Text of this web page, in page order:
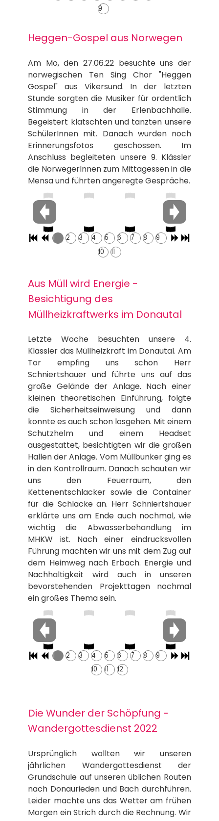
9
Heggen-Gospel aus Norwegen
Am Mo, den 27.06.22 besuchte uns der
norwegischen Ten Sing Chor "Heggen
Gospel" aus Vikersund. In der letzten
Stunde sorgten die Musiker für ordentlich
Stimmung in der Erlenbachhalle.
Begeistert klatschten und tanzten unsere
SchülerInnen mit. Danach wurden noch
Erinnerungsfotos geschossen. Im
Anschluss begleiteten unsere 9. Klässler
die NorwegerInnen zum Mittagessen in die
Mensa und führten angeregte Gespräche.
1 2 3 4 5 6 7 8
9
10
11
Aus Müll wird Energie -
Besichtigung des
Müllheizkraftwerks im Donautal
Letzte Woche besuchten unsere 4.
Klässler das Müllheizkraft im Donautal. Am
Tor empfing uns schon Herr
Schniertshauer und führte uns auf das
große Gelände der Anlage. Nach einer
kleinen theoretischen Einführung, folgte
die Sicherheitseinweisung und dann
konnte es auch schon losgehen. Mit einem
Schutzhelm und einem Headset
ausgestattet, besichtigten wir die großen
Hallen der Anlage. Vom Müllbunker ging es
in den Kontrollraum. Danach schauten wir
uns den Feuerraum, den
Kettenentschlacker sowie die Container
für die Schlacke an. Herr Schniertshauer
erklärte uns am Ende auch nochmal, wie
wichtig die Abwasserbehandlung im
MHKW ist. Nach einer eindrucksvollen
Führung machten wir uns mit dem Zug auf
dem Heimweg nach Erbach. Energie und
Nachhaltigkeit wird auch in unseren
bevorstehenden Projekttagen nochmal
ein großes Thema sein.
1 2 3 4 5 6 7 8
9
10
11 12
Die Wunder der Schöpfung -
Wandergottesdienst 2022
Ursprünglich wollten wir unseren
jährlichen Wandergottesdienst der
Grundschule auf unseren üblichen Routen
nach Donaurieden und Bach durchführen.
Leider machte uns das Wetter am frühen
Morgen ein Strich durch die Rechnung. ​Wir